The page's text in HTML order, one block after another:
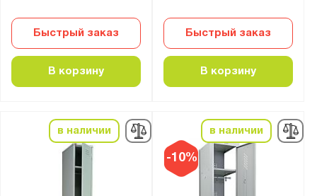
Быстрый заказ
В корзину
Быстрый заказ
В корзину
в наличии
-10%
в наличии
Китай
Производитель:
Gresson
Верстакофф